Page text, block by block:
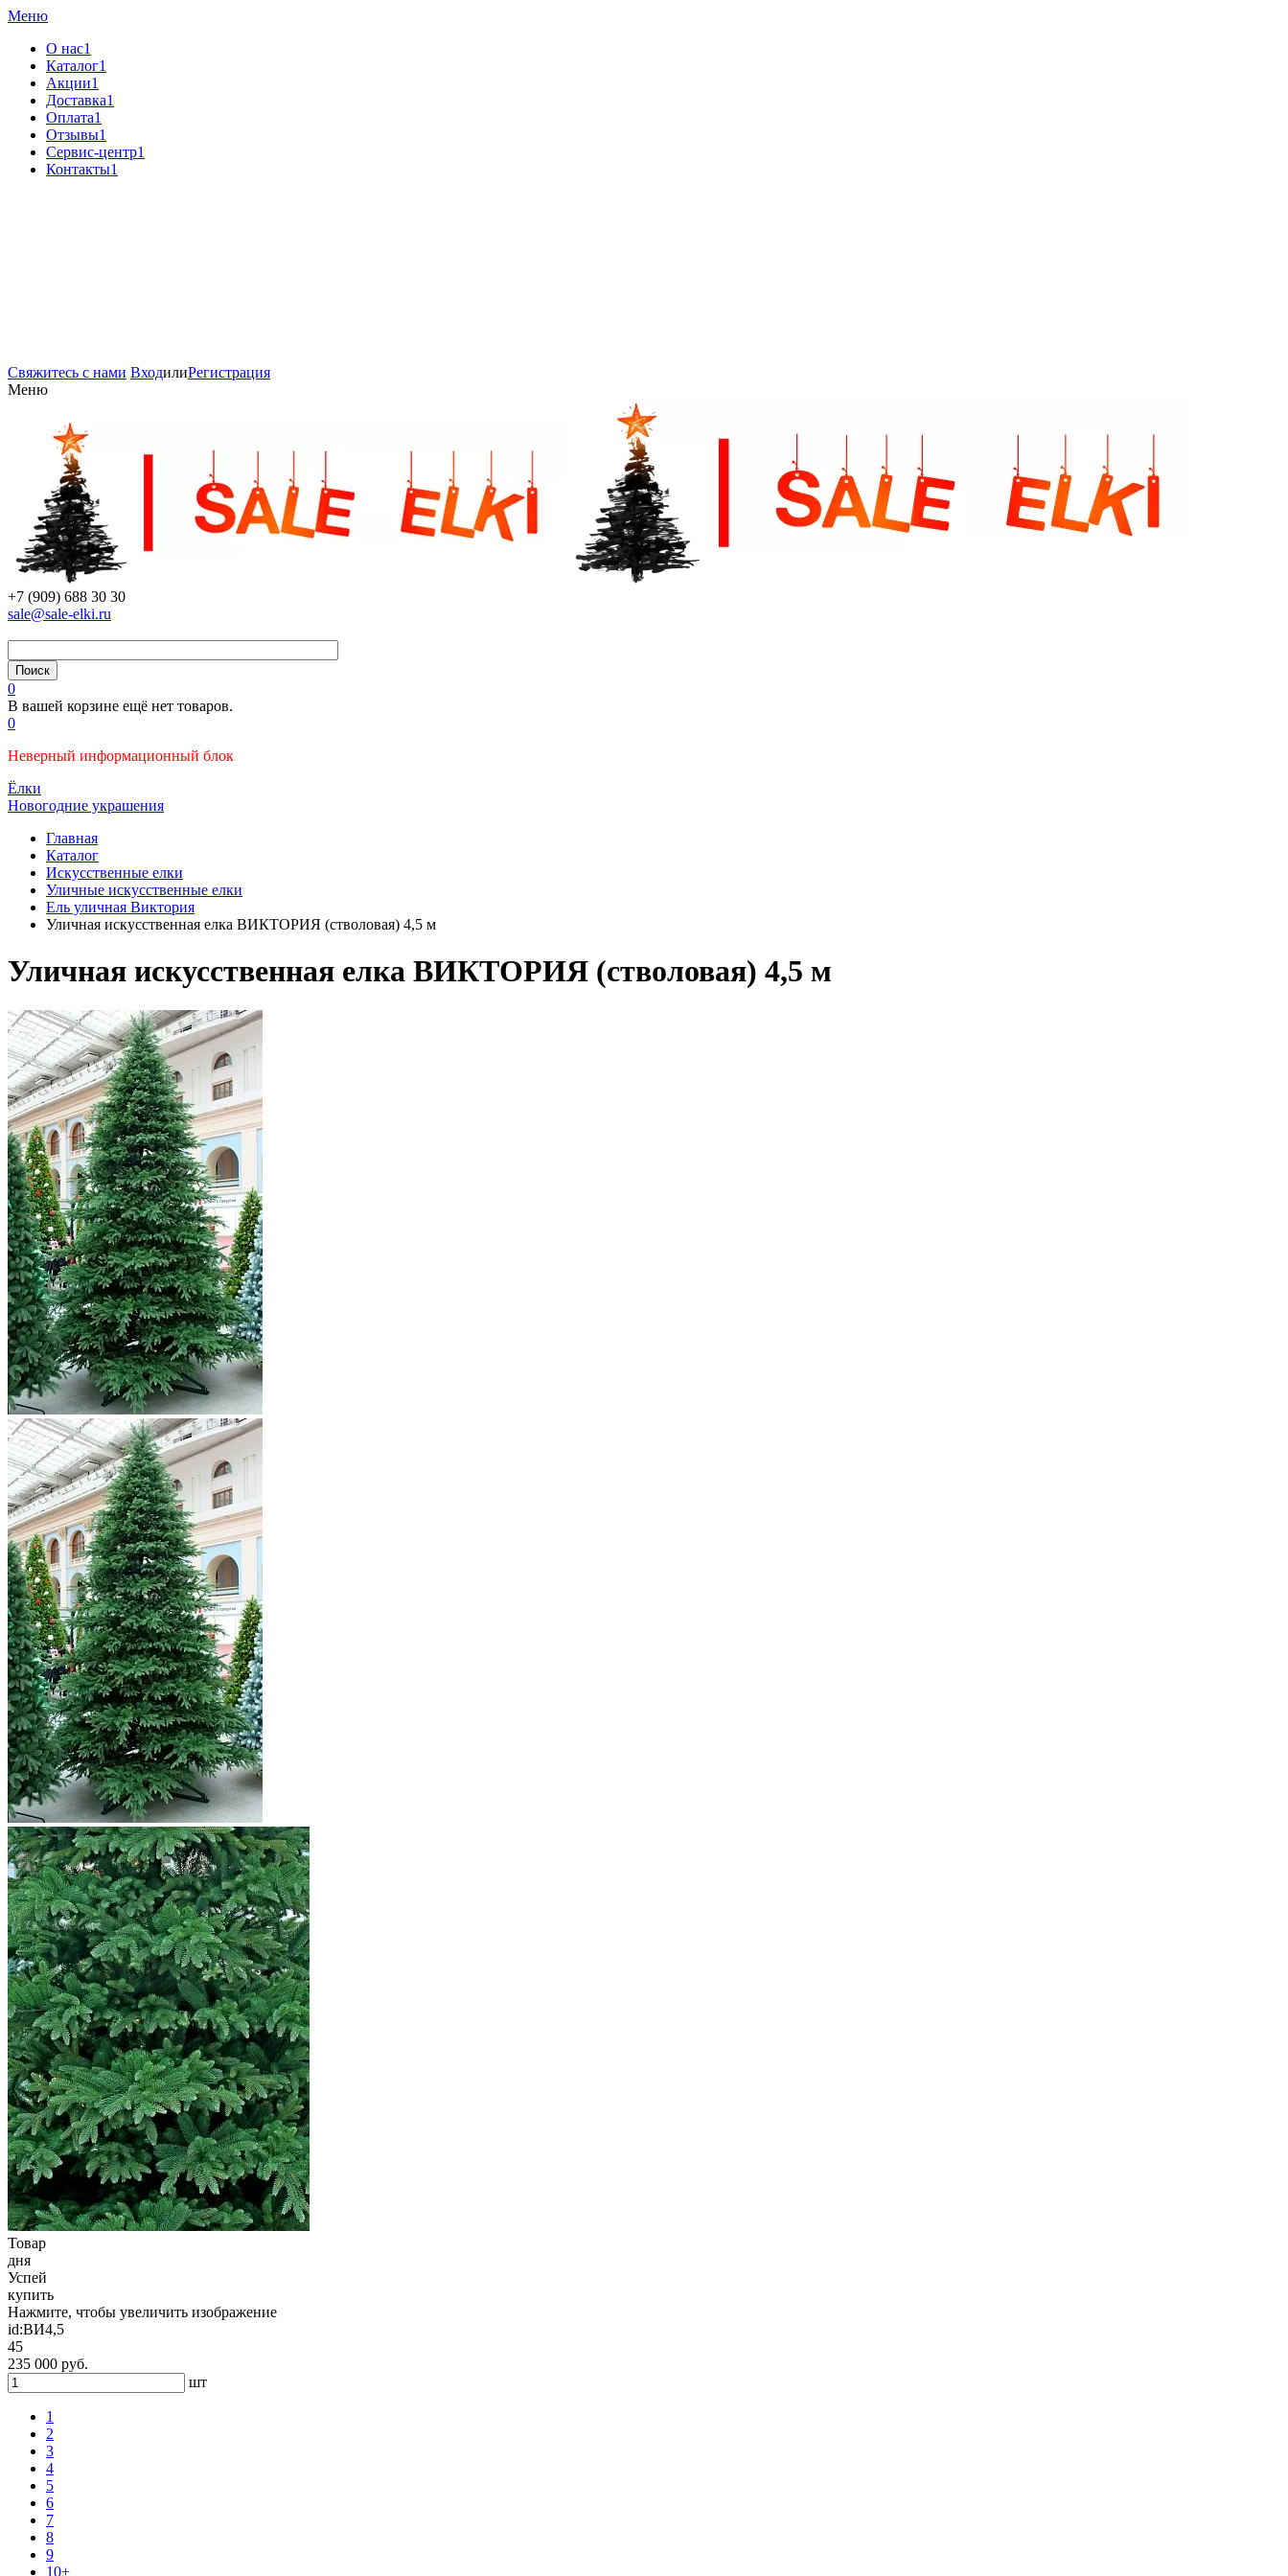
Меню
О нас1
Каталог1
Акции1
Доставка1
Оплата1
Отзывы1
Сервис-центр1
Контакты1
Свяжитесь с нами ВходилиРегистрация
Меню
+7 (909) 688 30 30
sale@sale-elki.ru
0
В вашей корзине ещё нет товаров.
0
Неверный информационный блок
Ёлки
Новогодние украшения
Главная
Каталог
Искусственные елки
Уличные искусственные елки
Ель уличная Виктория
Уличная искусственная елка ВИКТОРИЯ (стволовая) 4,5 м
Уличная искусственная елка ВИКТОРИЯ (стволовая) 4,5 м
Товар
дня
Успей
купить
Нажмите, чтобы увеличить изображение
id:ВИ4,5
45
235 000 руб.
шт
1
2
3
4
5
6
7
8
9
10+